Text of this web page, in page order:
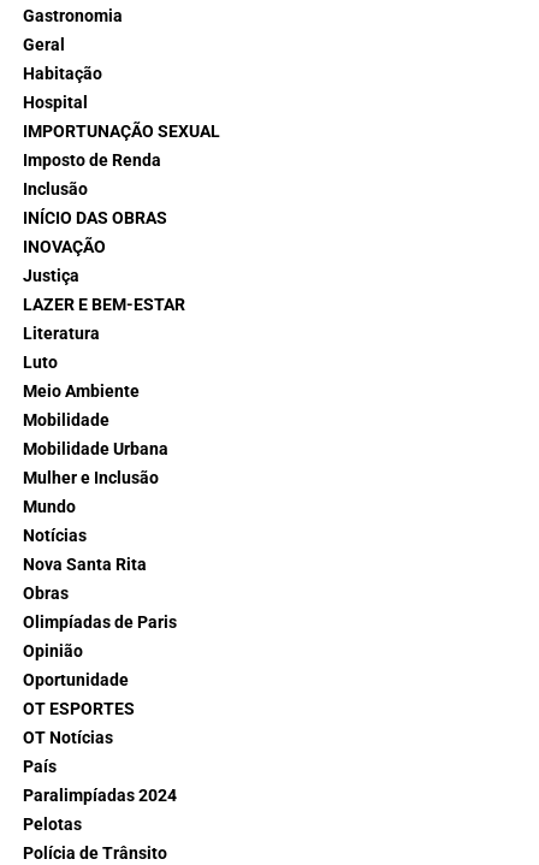
Gastronomia
Geral
Habitação
Hospital
IMPORTUNAÇÃO SEXUAL
Imposto de Renda
Inclusão
INÍCIO DAS OBRAS
INOVAÇÃO
Justiça
LAZER E BEM-ESTAR
Literatura
Luto
Meio Ambiente
Mobilidade
Mobilidade Urbana
Mulher e Inclusão
Mundo
Notícias
Nova Santa Rita
Obras
Olimpíadas de Paris
Opinião
Oportunidade
OT ESPORTES
OT Notícias
País
Paralimpíadas 2024
Pelotas
Polícia de Trânsito